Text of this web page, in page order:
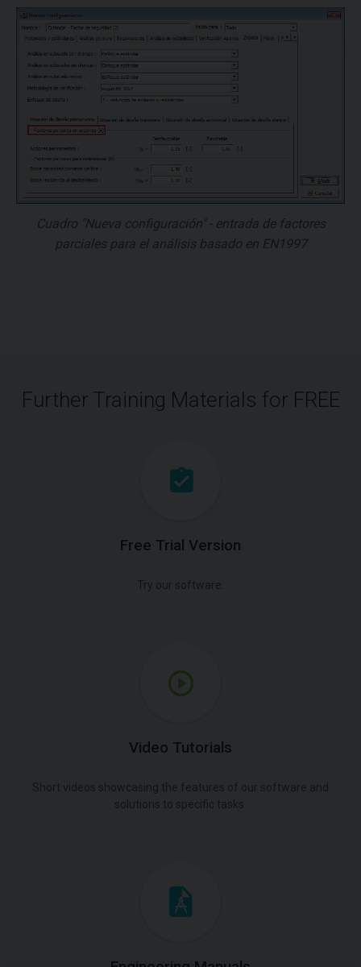
Cuadro "Nueva configuración" - entrada de factores
parciales para el análisis basado en EN1997
Further Training Materials for FREE
Free Trial Version
Video Tutorials